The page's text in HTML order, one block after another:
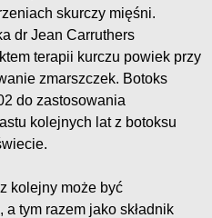
skurczy mięśni.
dr Jean Carruthers
terapii kurczu powiek przy
zmarszczek. Botoks
do zastosowania
kolejnych lat z botoksu
kolejny może być
tym razem jako składnik